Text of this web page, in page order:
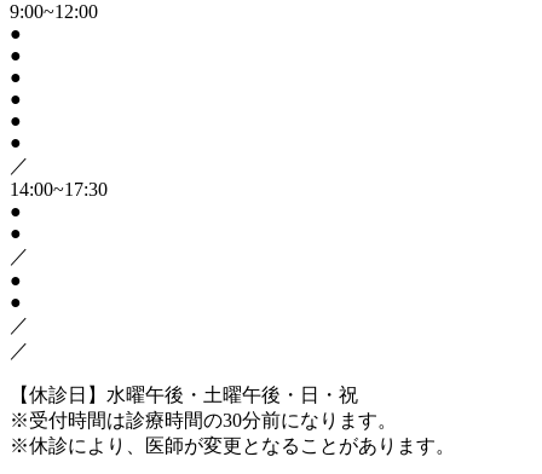
9:00~12:00
●
●
●
●
●
●
／
14:00~17:30
●
●
／
●
●
／
／
【休診日】水曜午後・土曜午後・日・祝
※受付時間は診療時間の30分前になります。
※休診により、医師が変更となることがあります。